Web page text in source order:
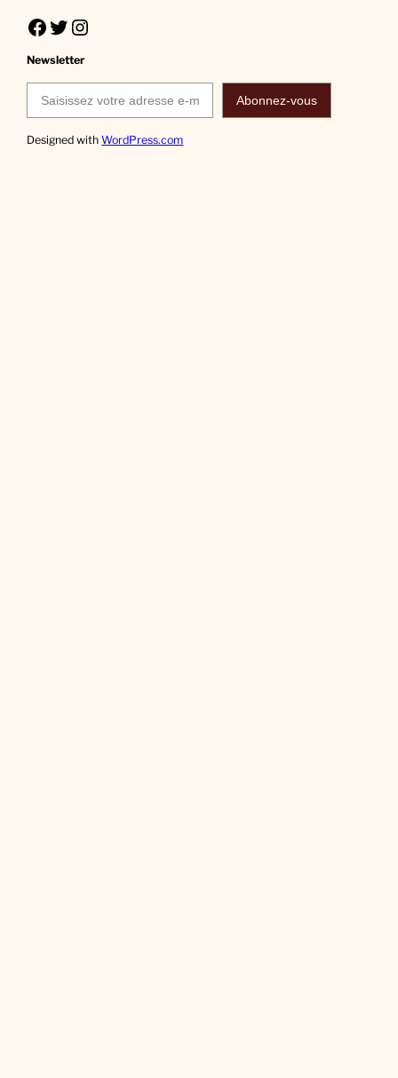
Facebook Twitter Instagram
Newsletter
Saisissez votre adresse e-mail…
Abonnez-vous
Designed withWordPress.com